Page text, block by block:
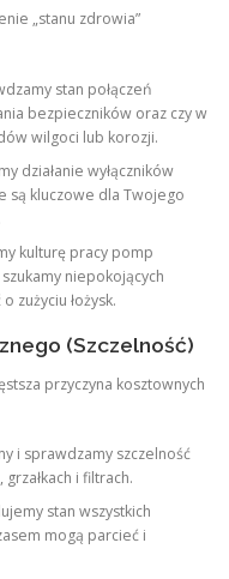
„stanu zdrowia”
stan połączeń
bezpieczników oraz czy w
wilgoci lub korozji.
działanie wyłączników
są kluczowe dla Twojego
kulturę pracy pomp
niepokojących
zużyciu łożysk.
(Szczelność)
przyczyna kosztownych
i sprawdzamy szczelność
i filtrach.
stan wszystkich
mogą parcieć i